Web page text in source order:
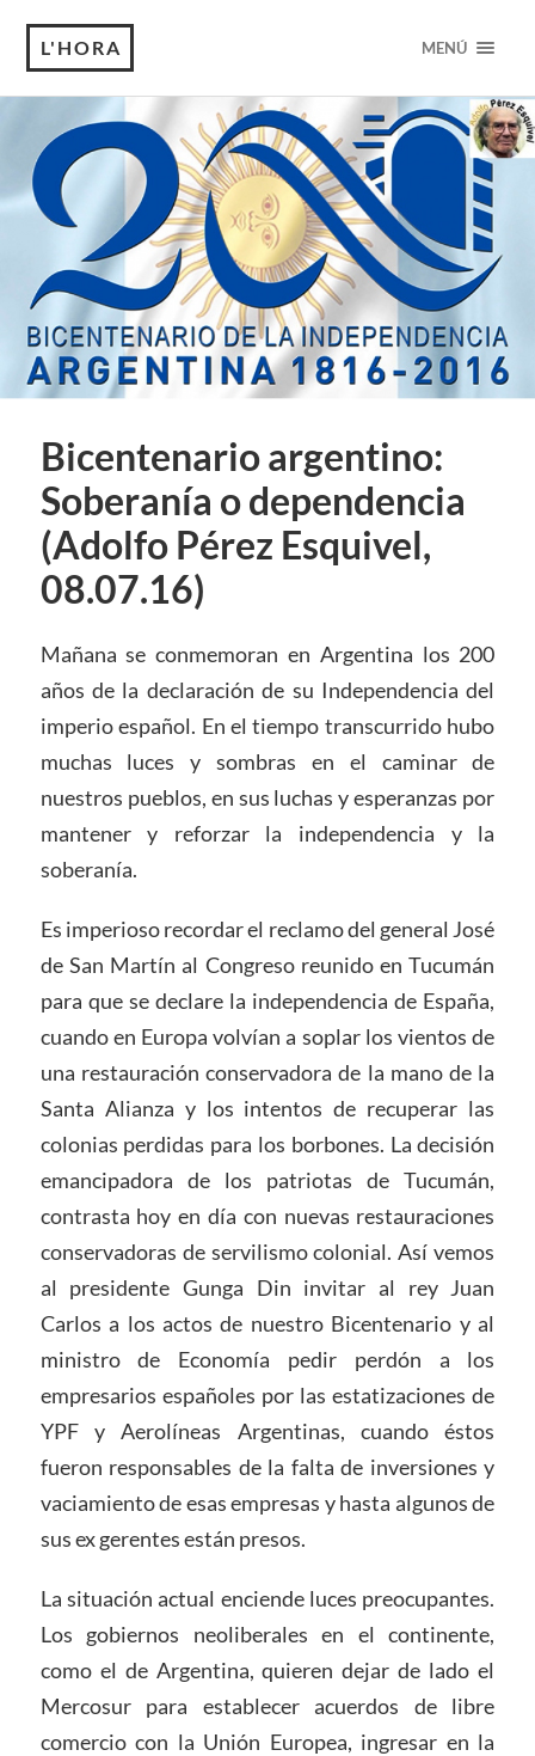
L'HORA MENÚ
Bicentenario argentino:
Soberanía o dependencia
(Adolfo Pérez Esquivel,
08.07.16)
Mañana se conmemoran en Argentina los 200
años de la declaración de su Independencia del
imperio español. En el tiempo transcurrido hubo
muchas luces y sombras en el caminar de
nuestros pueblos, en sus luchas y esperanzas por
mantener y reforzar la independencia y la
soberanía.
Es imperioso recordar el reclamo del general José
de San Martín al Congreso reunido en Tucumán
para que se declare la independencia de España,
cuando en Europa volvían a soplar los vientos de
una restauración conservadora de la mano de la
Santa Alianza y los intentos de recuperar las
colonias perdidas para los borbones. La decisión
emancipadora de los patriotas de Tucumán,
contrasta hoy en día con nuevas restauraciones
conservadoras de servilismo colonial. Así vemos
al presidente Gunga Din invitar al rey Juan
Carlos a los actos de nuestro Bicentenario y al
ministro de Economía pedir perdón a los
empresarios españoles por las estatizaciones de
YPF y Aerolíneas Argentinas, cuando éstos
fueron responsables de la falta de inversiones y
vaciamiento de esas empresas y hasta algunos de
sus ex gerentes están presos.
La situación actual enciende luces preocupantes.
Los gobiernos neoliberales en el continente,
como el de Argentina, quieren dejar de lado el
Mercosur para establecer acuerdos de libre
comercio con la Unión Europea, ingresar en la